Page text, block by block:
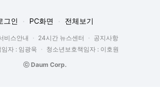
그인 PC화면 전체보기
비스안내 24시간 뉴스센터
공지사항
자 : 임광욱
청소년보호책임자 : 이호원
ⓒ Daum Corp.